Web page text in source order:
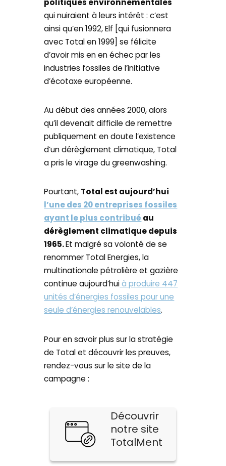
qui nuiraient à leurs intérêt : c’est
ainsi qu’en 1992, Elf [qui fusionnera
avec Total en 1999] se félicite
d’avoir mis en en échec par les
industries fossiles de l’initiative
d’écotaxe européenne.
Au début des années 2000, alors
qu’il devenait difficile de remettre
publiquement en doute l’existence
d’un dérèglement climatique, Total
a pris le virage du greenwashing.
Pourtant, Total est aujourd’hui
l’une des 20 entreprises fossiles
ayant le plus contribué au
dérèglement climatique depuis
1965.Et malgré sa volonté de se
renommer Total Energies, la
multinationale pétrolière et gazière
continue aujourd’huià produire 447
unités d’énergies fossiles pour une
seule d’énergies renouvelables.
Pour en savoir plus sur la stratégie
de Total et découvrir les preuves,
rendez-vous sur le site de la
campagne :
Découvrir
notre site
TotalMent